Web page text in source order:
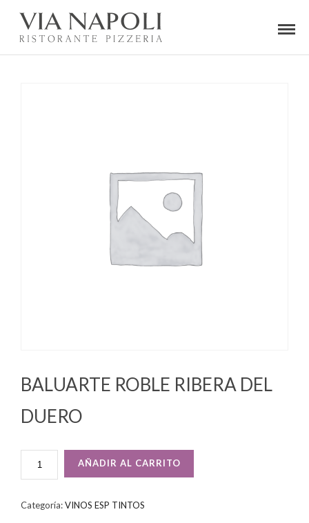
BALUARTE ROBLE RIBERA DEL
DUERO
DEL
AÑADIR AL CARRITO
Categoría:VINOS ESP TINTOS